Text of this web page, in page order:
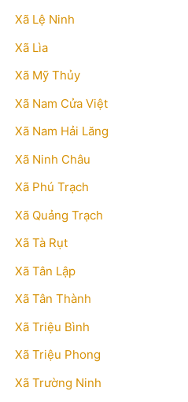
Xã Lệ Ninh
Xã Lìa
Xã Mỹ Thủy
Xã Nam Cửa Việt
Xã Nam Hải Lăng
Xã Ninh Châu
Xã Phú Trạch
Xã Quảng Trạch
Xã Tà Rụt
Xã Tân Lập
Xã Tân Thành
Xã Triệu Bình
Xã Triệu Phong
Xã Trường Ninh